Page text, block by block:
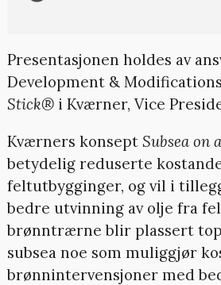
Presentasjonen holdes av
Development &
Stick®i Kværner, Vice
Kværners konsept Subsea on
betydelig reduserte
feltutbygginger, og vil i
bedre utvinning av olje fra
brønntrærne blir plassert
subsea noe som muliggjør
brønnintervensjoner med